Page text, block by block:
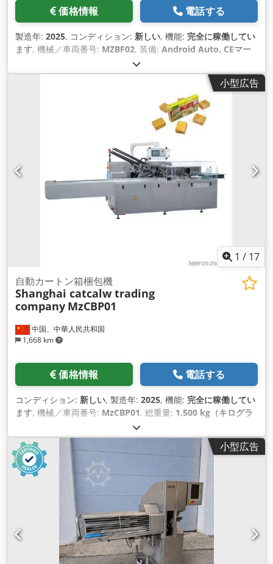
価格情報 電話する
製造年: 2025, コンディション: 新しい, 機能: 完全に稼働してい
ます, 機械／車両番号: MZBF02, 装備: Android Auto, CEマー
小型広告
1 / 17
中国、中華人民共和国
1,668 km
自動カートン箱梱包機
Shanghai catcalw trading
company MzCBP01
価格情報 電話する
コンディション: 新しい, 製造年: 2025, 機能: 完全に稼働してい
ます, 機械／車両番号: MzCBP01, 総重量: 1,500 kg（キログラ
1,100 mm
置スペース要件 長さ:3,800 mm, 必要幅:1,200 mm, 必要高
さ:2,000 mm , 出力:1.5 キロワット (2.04 馬力) , 燃料の種類:
電気, 時間あたりの燃料消費量: , 作動圧力:
（最大）:
0.6 バー, 冷却方式:空気 , 装備: CEマーキング
小型広告